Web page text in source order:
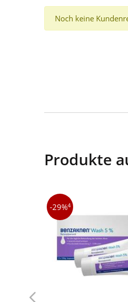
Noch keine
Produkte
-29%4